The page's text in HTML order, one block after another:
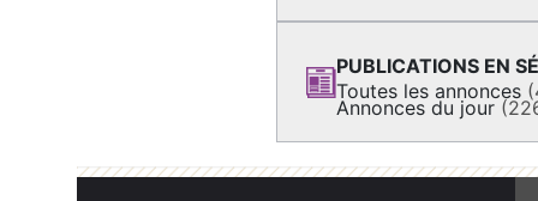
PUBLICATIONS EN
Toutes les annonces
Annonces du jour